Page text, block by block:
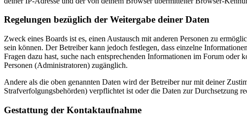
Regelungen bezüglich der Weitergabe deiner Daten
Zweck eines Boards ist es, einen Austausch mit anderen Personen zu
sein können. Der Betreiber kann jedoch festlegen, dass einzelne
Fragen dazu hast, suche nach entsprechenden Informationen im Forum
Personen (Administratoren) zugänglich.
Andere als die oben genannten Daten wird der Betreiber nur mit deiner
Strafverfolgungsbehörden) verpflichtet ist oder die Daten zur Durchsetzung
Gestattung der Kontaktaufnahme